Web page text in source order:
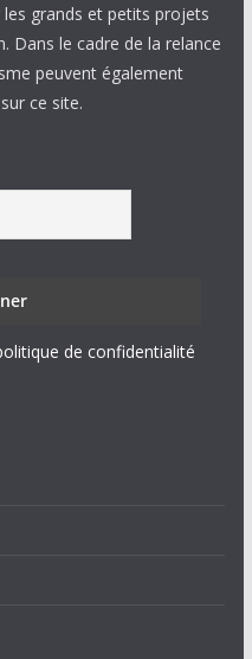
grands et petits projets
Dans le cadre de la relance
peuvent également
ce site.
de confidentialité